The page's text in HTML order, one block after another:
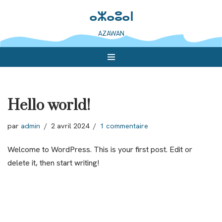
au
ⴰⵣⴰⵓⴰⵏ
AZAWAN
Hello world!
par admin 2 avril 2024 1 commentaire
Welcome to WordPress. This is your first post. Edit or
delete it, then start writing!